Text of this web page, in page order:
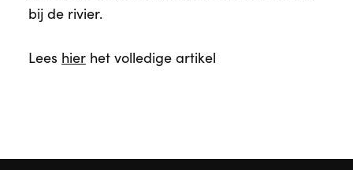
bij de rivier.
Lees hier het volledige artikel